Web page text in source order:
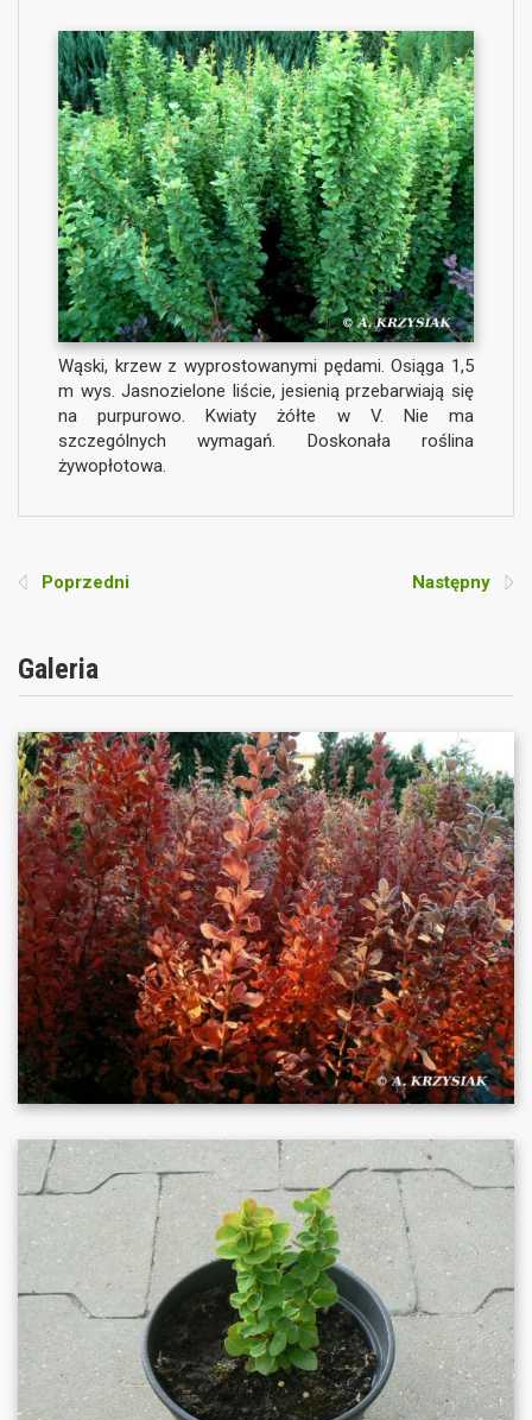
Wąski, krzew z wyprostowanymi pędami. Osiąga 1,5
m wys. Jasnozielone liście, jesienią przebarwiają się
na purpurowo. Kwiaty żółte w V. Nie ma
szczególnych wymagań. Doskonała roślina
żywopłotowa.
Poprzedni Następny
Galeria